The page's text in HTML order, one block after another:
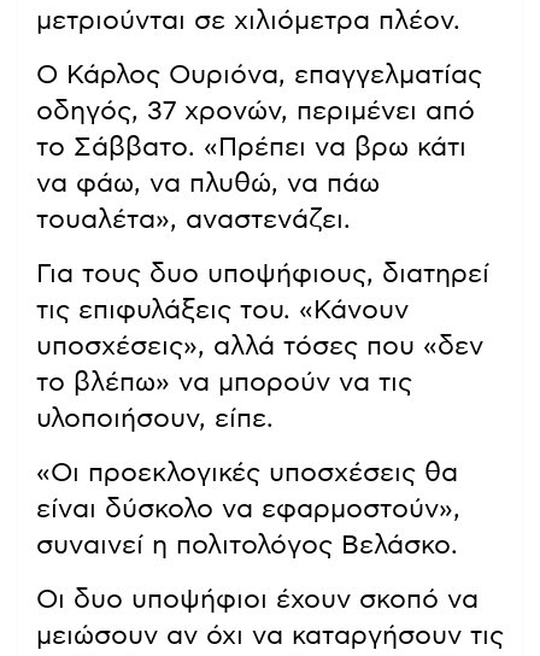
μετριούνται σε χιλιόμετρα πλέον.
Ο Κάρλος Ουριόνα, επαγγελματίας
οδηγός, 37 χρονών, περιμένει από
το Σάββατο. «Πρέπει να βρω κάτι
να φάω, να πλυθώ, να πάω
τουαλέτα», αναστενάζει.
Για τους δυο υποψήφιους, διατηρεί
τις επιφυλάξεις του. «Κάνουν
υποσχέσεις», αλλά τόσες που «δεν
το βλέπω» να μπορούν να τις
υλοποιήσουν, είπε.
«Οι προεκλογικές υποσχέσεις θα
είναι δύσκολο να εφαρμοστούν»,
συναινεί η πολιτολόγος Βελάσκο.
Οι δυο υποψήφιοι έχουν σκοπό να
μειώσουν αν όχι να καταργήσουν τις